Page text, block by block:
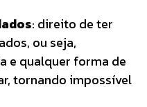
: direito de ter
ou seja,
e qualquer forma de
tornando impossível